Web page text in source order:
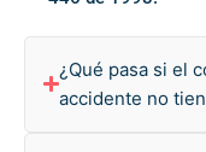
¿Qué pasa si el
accidente no